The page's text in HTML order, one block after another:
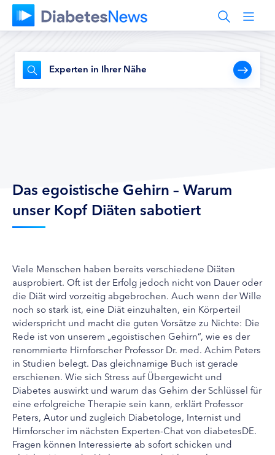
Experten in Ihrer Nähe
Das egoistische Gehirn – Warum
unser Kopf Diäten sabotiert
Viele Menschen haben bereits verschiedene Diäten
ausprobiert. Oft ist der Erfolg jedoch nicht von Dauer oder
die Diät wird vorzeitig abgebrochen. Auch wenn der Wille
noch so stark ist, eine Diät einzuhalten, ein Körperteil
widerspricht und macht die guten Vorsätze zu Nichte: Die
Rede ist von unserem „egoistischen Gehirn“, wie es der
renommierte Hirnforscher Professor Dr. med. Achim Peters
in Studien belegt. Das gleichnamige Buch ist gerade
erschienen. Wie sich Stress auf Übergewicht und
Diabetes auswirkt und warum das Gehirn der Schlüssel für
eine erfolgreiche Therapie sein kann, erklärt Professor
Peters, Autor und zugleich Diabetologe, Internist und
Hirnforscher im nächsten Experten-Chat von diabetesDE.
Fragen können Interessierte ab sofort schicken und